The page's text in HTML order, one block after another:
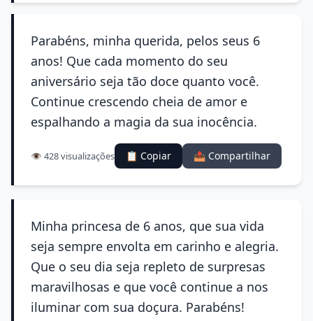
Parabéns, minha querida, pelos seus 6
anos! Que cada momento do seu
aniversário seja tão doce quanto você.
Continue crescendo cheia de amor e
espalhando a magia da sua inocência.
👁️ 428 visualizações 📋 Copiar 📤 Compartilhar
Minha princesa de 6 anos, que sua vida
seja sempre envolta em carinho e alegria.
Que o seu dia seja repleto de surpresas
maravilhosas e que você continue a nos
iluminar com sua doçura. Parabéns!